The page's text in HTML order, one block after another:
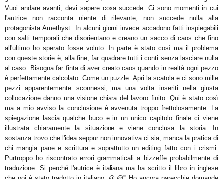
Vuoi andare avanti, devi sapere cosa succede. Ci sono momenti in cui
l'autrice non racconta niente di rilevante, non succede nulla alla
protagonista Amethyst. In alcuni giorni invece accadono fatti inspiegabili
con salti temporali che disorientano e creano un sacco di caos che fino
all'ultimo ho sperato fosse voluto. In parte è stato così ma il problema
con queste storie è, alla fine, far quadrare tutti i conti senza lasciare nulla
al caso. Bisogna far finta di aver creato caos quando in realtà ogni pezzo
è perfettamente calcolato. Come un puzzle. Apri la scatola e ci sono mille
pezzi apparentemente sconnessi, ma una volta inseriti nella giusta
collocazione danno una visione chiara del lavoro finito. Qui è stato così
ma a mio avviso la conclusione è avvenuta troppo frettolosamente. La
spiegazione lascia qualche buco e in un unico capitolo finale ci viene
illustrata chiaramente la situazione e viene conclusa la storia. In
sostanza trovo che l'idea seppur non innovativa ci sia, manca la pratica di
chi mangia pane e scrittura e soprattutto un editing fatto con i crismi.
Purtroppo ho riscontrato errori grammaticali a bizzeffe probabilmente di
traduzione. Si perché l'autrice è italiana ma ha scritto il libro in inglese